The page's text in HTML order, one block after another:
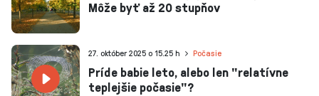
Môže byť až 20 stupňov
Príde babie leto, alebo len "relatívne
teplejšie počasie"?
27. október 2025 o 15.25 h Počasie